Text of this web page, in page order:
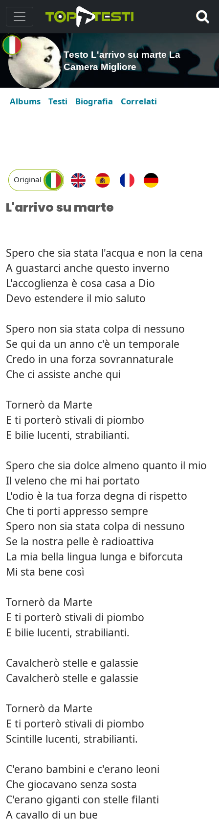
Testo L'arrivo su marte La
Camera Migliore
Albums Testi Biografia Correlati
Original
L'arrivo su marte
Spero che sia stata l'acqua e non la cena
A guastarci anche questo inverno
L'accoglienza è cosa casa a Dio
Devo estendere il mio saluto
Spero non sia stata colpa di nessuno
Se qui da un anno c'è un temporale
Credo in una forza sovrannaturale
Che ci assiste anche qui
Tornerò da Marte
E ti porterò stivali di piombo
E bilie lucenti, strabilianti.
Spero che sia dolce almeno quanto il mio
Il veleno che mi hai portato
L'odio è la tua forza degna di rispetto
Che ti porti appresso sempre
Spero non sia stata colpa di nessuno
Se la nostra pelle è radioattiva
La mia bella lingua lunga e biforcuta
Mi sta bene così
Tornerò da Marte
E ti porterò stivali di piombo
E bilie lucenti, strabilianti.
Cavalcherò stelle e galassie
Cavalcherò stelle e galassie
Tornerò da Marte
E ti porterò stivali di piombo
Scintille lucenti, strabilianti.
C'erano bambini e c'erano leoni
Che giocavano senza sosta
C'erano giganti con stelle filanti
A cavallo di un bue